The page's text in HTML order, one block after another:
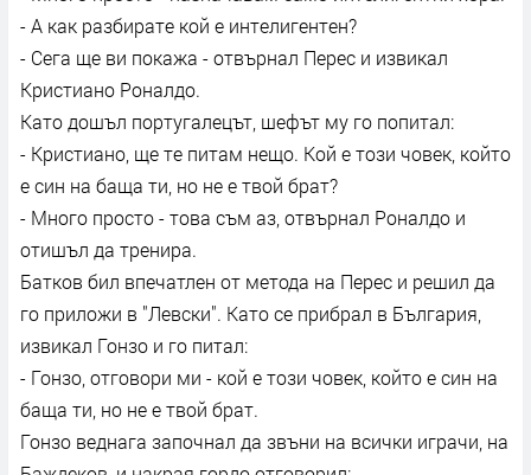
- А как разбирате кой е интелигентен?
- Сега ще ви покажа - отвърнал Перес и извикал
Кристиано Роналдо.
Като дошъл португалецът, шефът му го попитал:
- Кристиано, ще те питам нещо. Кой е този човек, който
е син на баща ти, но не е твой брат?
- Много просто - това съм аз, отвърнал Роналдо и
отишъл да тренира.
Батков бил впечатлен от метода на Перес и решил да
го приложи в "Левски". Като се прибрал в България,
извикал Гонзо и го питал:
- Гонзо, отговори ми - кой е този човек, който е син на
баща ти, но не е твой брат.
Гонзо веднага започнал да звъни на всички играчи, на